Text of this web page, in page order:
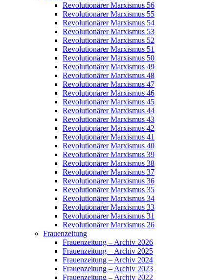
Revolutionärer Marxismus 56
Revolutionärer Marxismus 55
Revolutionärer Marxismus 54
Revolutionärer Marxismus 53
Revolutionärer Marxismus 52
Revolutionärer Marxismus 51
Revolutionärer Marxismus 50
Revolutionärer Marxismus 49
Revolutionärer Marxismus 48
Revolutionärer Marxismus 47
Revolutionärer Marxismus 46
Revolutionärer Marxismus 45
Revolutionärer Marxismus 44
Revolutionärer Marxismus 43
Revolutionärer Marxismus 42
Revolutionärer Marxismus 41
Revolutionärer Marxismus 40
Revolutionärer Marxismus 39
Revolutionärer Marxismus 38
Revolutionärer Marxismus 37
Revolutionärer Marxismus 36
Revolutionärer Marxismus 35
Revolutionärer Marxismus 34
Revolutionärer Marxismus 33
Revolutionärer Marxismus 31
Revolutionärer Marxismus 26
Frauenzeitung
Frauenzeitung – Archiv 2026
Frauenzeitung – Archiv 2025
Frauenzeitung – Archiv 2024
Frauenzeitung – Archiv 2023
Frauenzeitung – Archiv 2022